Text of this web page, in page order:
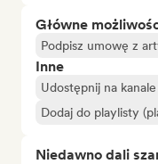
Główne
Podpisz umowę z
Inne
Udostępnij na
Dodaj do playlisty
Niedawno dali